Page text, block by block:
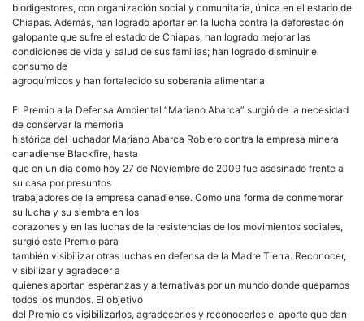
biodigestores, con organización social y comunitaria, única en el estado de
Chiapas. Además, han logrado aportar en la lucha contra la deforestación
galopante que sufre el estado de Chiapas; han logrado mejorar las
condiciones de vida y salud de sus familias; han logrado disminuir el
consumo de
agroquímicos y han fortalecido su soberanía alimentaria.
El Premio a la Defensa Ambiental “Mariano Abarca” surgió de la necesidad
de conservar la memoria
histórica del luchador Mariano Abarca Roblero contra la empresa minera
canadiense Blackfire, hasta
que en un día como hoy 27 de Noviembre de 2009 fue asesinado frente a
su casa por presuntos
trabajadores de la empresa canadiense. Como una forma de conmemorar
su lucha y su siembra en los
corazones y en las luchas de la resistencias de los movimientos sociales,
surgió este Premio para
también visibilizar otras luchas en defensa de la Madre Tierra. Reconocer,
visibilizar y agradecer a
quienes aportan esperanzas y alternativas por un mundo donde quepamos
todos los mundos. El objetivo
del Premio es visibilizarlos, agradecerles y reconocerles el aporte que dan